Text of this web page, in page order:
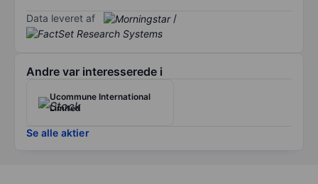
Data leveret af /
Andre var interesserede i
Ucommune International
Limited
Se alle aktier